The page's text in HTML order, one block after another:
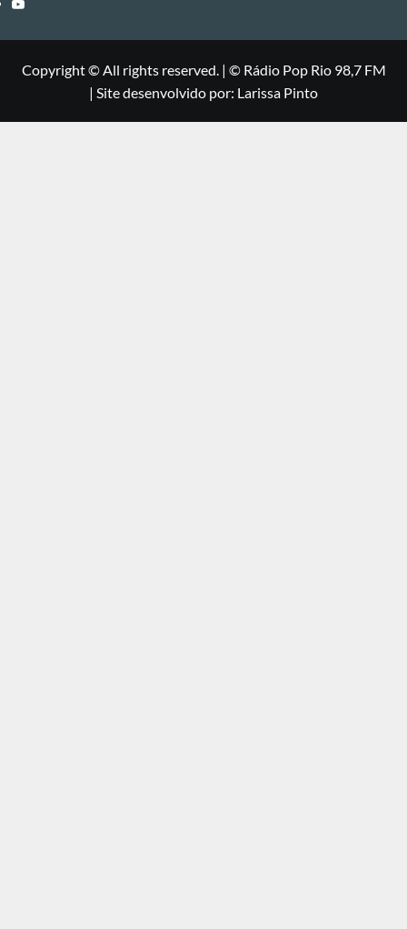
Copyright © All rights reserved. | ©Rádio Pop Rio 98,7 FM
| Site desenvolvido por: Larissa Pinto